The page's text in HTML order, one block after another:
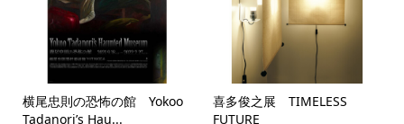
横尾忠則の恐怖の館 Yokoo
Tadanori’s Hau...
喜多俊之展 TIMELESS
FUTURE